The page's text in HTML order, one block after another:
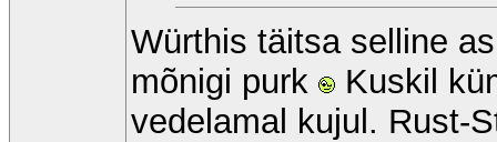
Würthis täitsa selline
mõnigi purk
Kuskil
vedelamal kujul. Rust-